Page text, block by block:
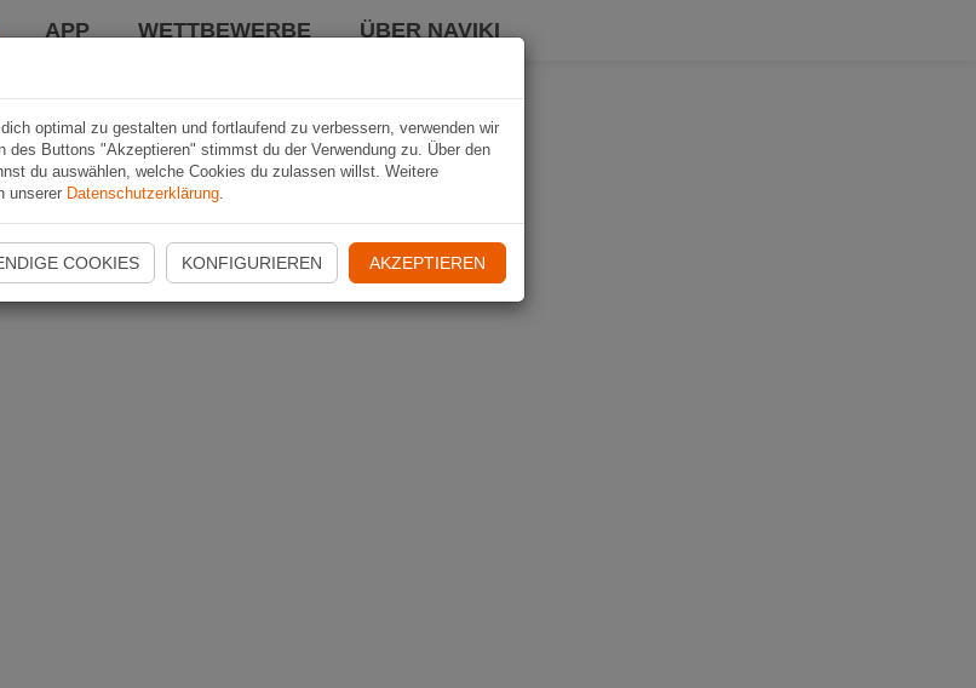
APP WETTBEWERBE ÜBER NAVIKI
optimal zu gestalten und fortlaufend zu verbessern, verwenden wir
des Buttons "Akzeptieren" stimmst du der Verwendung zu. Über den
du auswählen, welche Cookies du zulassen willst. Weitere
unserer Datenschutzerklärung.
COOKIES KONFIGURIEREN AKZEPTIEREN